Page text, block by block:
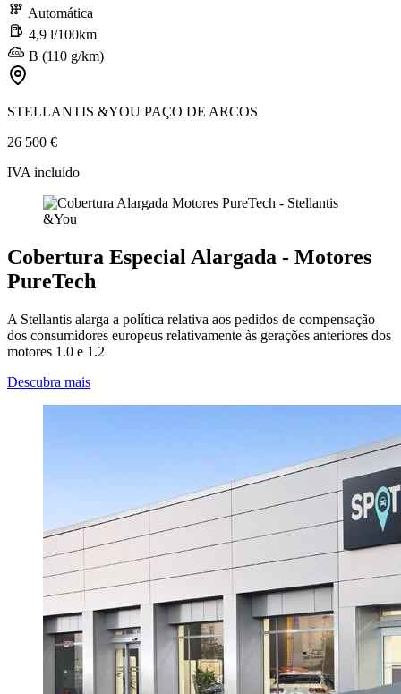
Automática
4,9 l/100km
B (110 g/km)
STELLANTIS &YOU PAÇO DE ARCOS
26 500 €
IVA incluído
Cobertura Especial Alargada - Motores
PureTech
A Stellantis alarga a política relativa aos pedidos de compensação
dos consumidores europeus relativamente às gerações anteriores dos
motores 1.0 e 1.2
Descubra mais